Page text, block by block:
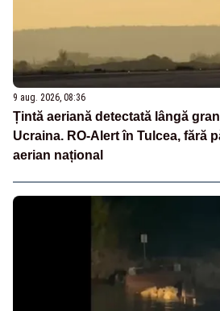
9 aug. 2026, 08:36
Țintă aeriană detectată lângă
Ucraina. RO-Alert în Tulcea, fără
aerian național